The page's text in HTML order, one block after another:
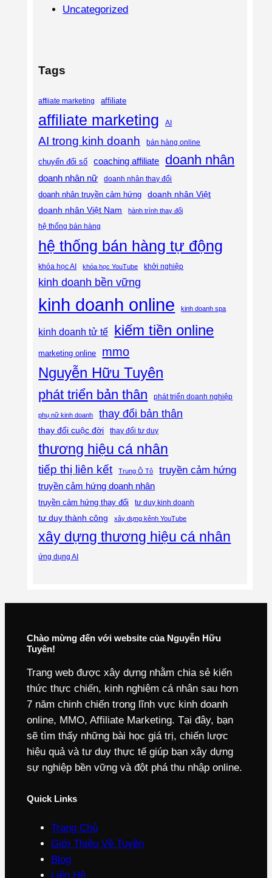
Uncategorized
Tags
affiiate marketing affiliate
affiliate marketing AI
AI trong kinh doanh bán hàng online
chuyển đổi số coaching affiliate doanh nhân
doanh nhân nữ doanh nhân thay đổi
doanh nhân truyền cảm hứng
doanh nhân Việt
doanh nhân Việt Nam
hành trình thay đổi
hệ thống bán hàng
hệ thống bán hàng tự động
khóa học AI khóa học YouTube khởi nghiệp
kinh doanh bền vững
kinh doanh online kinh doanh spa
kinh doanh tử tế kiếm tiền online
marketing online mmo
Nguyễn Hữu Tuyên
phát triển bản thân phát triển doanh nghiệp
phụ nữ kinh doanh thay đổi bản thân
thay đổi cuộc đời thay đổi tư duy
thương hiệu cá nhân
tiếp thị liên kết Trung Ô Tô truyền cảm hứng
truyền cảm hứng doanh nhân
truyền cảm hứng thay đổi tư duy kinh doanh
tư duy thành công xây dựng kênh YouTube
xây dựng thương hiệu cá nhân
ứng dụng AI
Chào mừng đến với website của Nguyễn Hữu
Tuyên!
Trang web được xây dựng nhằm chia sẻ kiến
thức thực chiến, kinh nghiệm cá nhân sau hơn
7 năm chinh chiến trong lĩnh vực kinh doanh
online, MMO, Affiliate Marketing. Tại đây, bạn
sẽ tìm thấy những bài học giá trị, chiến lược
hiệu quả và tư duy thực tế giúp bạn xây dựng
sự nghiệp bền vững và đột phá thu nhập online.
Quick Links
Trang Chủ
Giới Thiệu Về Tuyên
Blog
Liên Hệ